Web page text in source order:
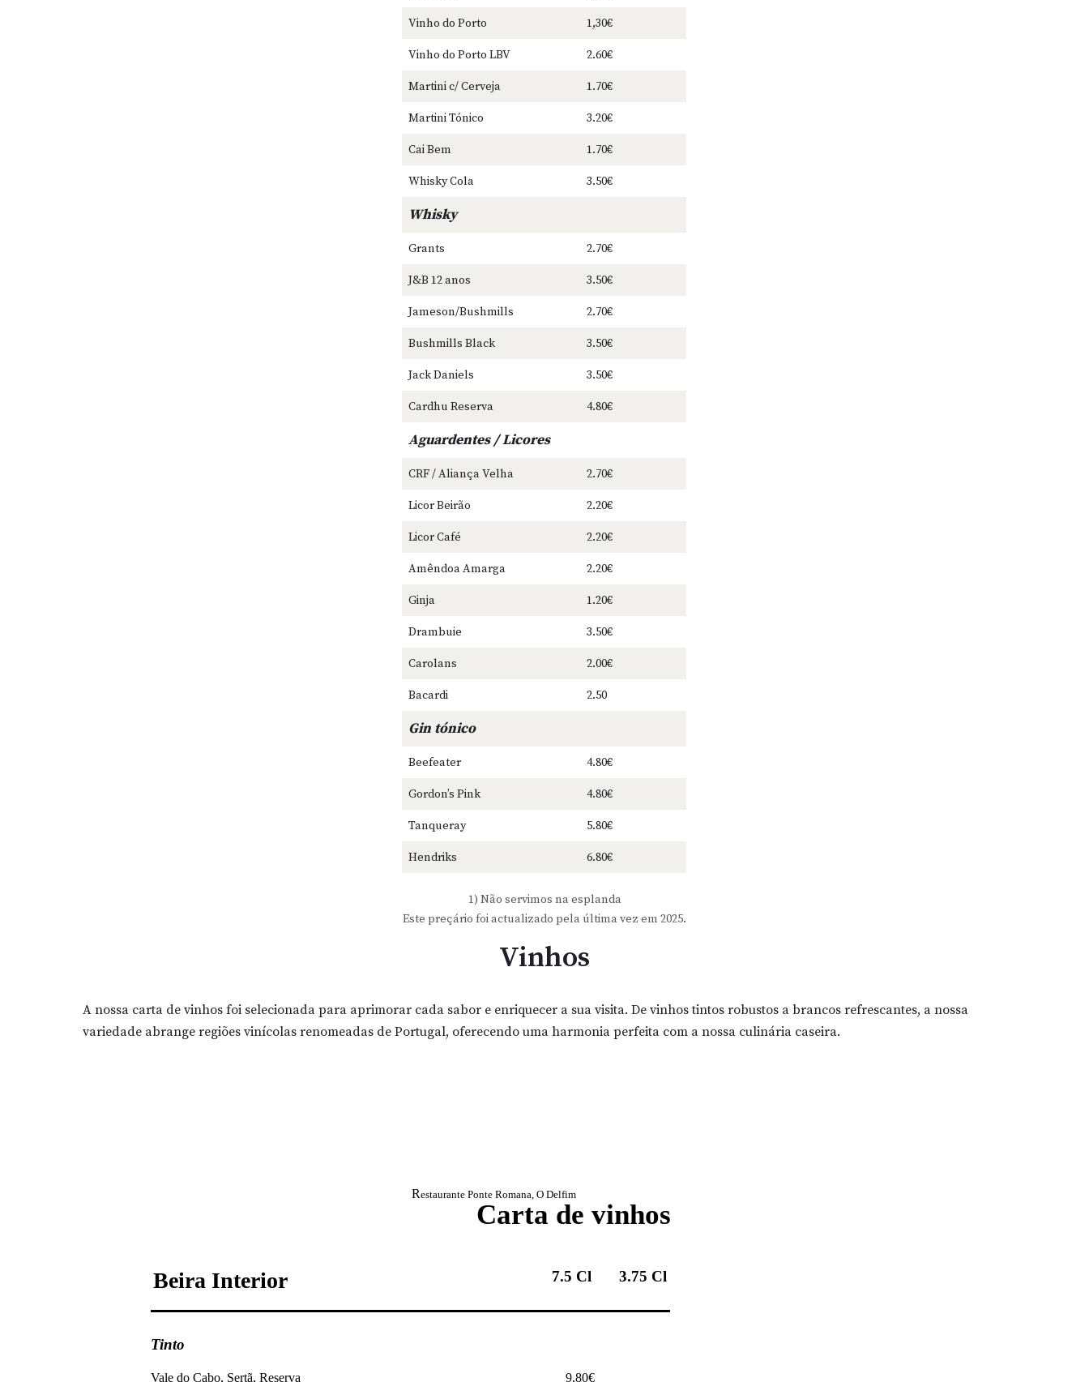
Vinho do Porto 1,30€
Vinho do Porto LBV 2.60€
Martini c/ Cerveja 1.70€
Martini Tónico 3.20€
Cai Bem 1.70€
Whisky Cola 3.50€
Whisky
Grants 2.70€
J&B 12 anos 3.50€
Jameson/Bushmills 2.70€
Bushmills Black 3.50€
Jack Daniels 3.50€
Cardhu Reserva 4.80€
Aguardentes / Licores
CRF / Aliança Velha 2.70€
Licor Beirão 2.20€
Licor Café 2.20€
Amêndoa Amarga 2.20€
Ginja 1.20€
Drambuie 3.50€
Carolans 2.00€
Bacardi 2.50
Gin tónico
Beefeater 4.80€
Gordon’s Pink 4.80€
Tanqueray 5.80€
Hendriks 6.80€
1) Não servimos na esplanda
Este preçário foi actualizado pela última vez em 2025.
Vinhos
A nossa carta de vinhos foi selecionada para aprimorar cada sabor e enriquecer a sua visita. De vinhos tintos robustos a brancos refrescantes, a nossa
variedade abrange regiões vinícolas renomeadas de Portugal, oferecendo uma harmonia perfeita com a nossa culinária caseira.